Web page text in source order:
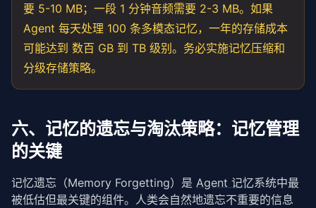
要 5-10 MB；一段 1 分钟音频需要 2-3 MB。如果
Agent 每天处理 100 条多模态记忆，一年的存储成本
可能达到 数百 GB 到 TB 级别。务必实施记忆压缩和
分级存储策略。
六、记忆的遗忘与淘汰策略：记忆管理
的关键
记忆遗忘（Memory Forgetting）是 Agent 记忆系统中最
被低估但最关键的组件。人类会自然地遗忘不重要的信息